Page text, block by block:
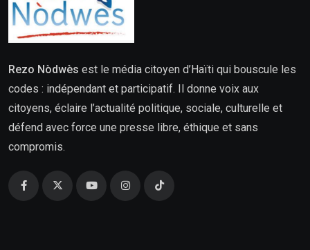
Rezo Nòdwès est le média citoyen d’Haïti qui bouscule les
codes : indépendant et participatif. Il donne voix aux
citoyens, éclaire l’actualité politique, sociale, culturelle et
défend avec force une presse libre, éthique et sans
compromis.